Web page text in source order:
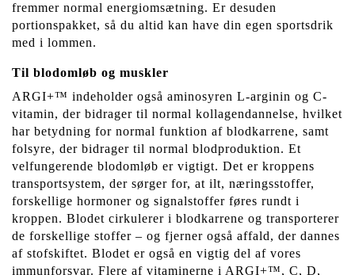
fremmer normal energiomsætning. Er desuden
portionspakket, så du altid kan have din egen sportsdrik
med i lommen.
Til blodomløb og muskler
ARGI+™ indeholder også aminosyren L-arginin og C-
vitamin, der bidrager til normal kollagendannelse, hvilket
har betydning for normal funktion af blodkarrene, samt
folsyre, der bidrager til normal blodproduktion. Et
velfungerende blodomløb er vigtigt. Det er kroppens
transportsystem, der sørger for, at ilt, næringsstoffer,
forskellige hormoner og signalstoffer føres rundt i
kroppen. Blodet cirkulerer i blodkarrene og transporterer
de forskellige stoffer – og fjerner også affald, der dannes
af stofskiftet. Blodet er også en vigtig del af vores
immunforsvar. Flere af vitaminerne i ARGI+™, C, D,